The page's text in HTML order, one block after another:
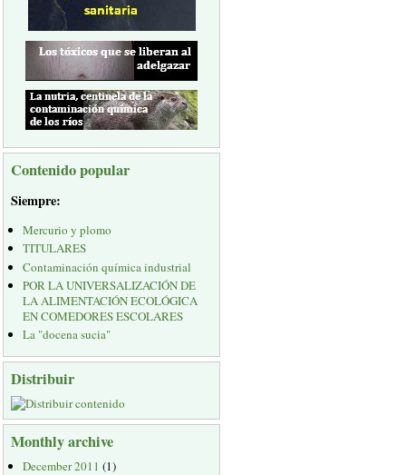
Contenido popular
Siempre:
Mercurio y plomo
TITULARES
Contaminación química industrial
POR LA UNIVERSALIZACIÓN DE
LA ALIMENTACIÓN ECOLÓGICA
EN COMEDORES ESCOLARES
La "docena sucia"
Distribuir
Monthly archive
December 2011 (1)